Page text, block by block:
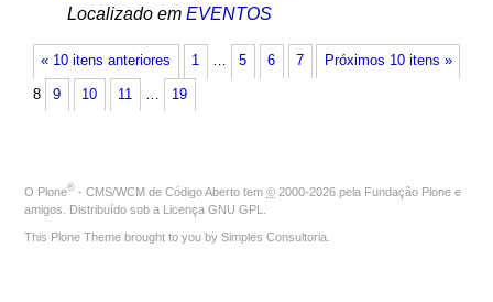
Localizado em EVENTOS
« 10 itens anteriores Próximos 10 itens »
1 … 5 6 7
8 9 10 11 … 19
O Plone® - CMS/WCM de Código Aberto tem © 2000-2026 pela Fundação Plone e
amigos. Distribuído sob a Licença GNU GPL
This Plone Theme brought to you by Simples Consultoria